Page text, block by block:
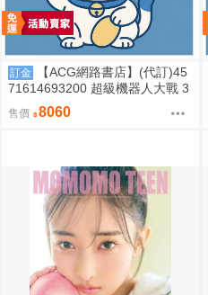
訂金
【ACG網路書店】(代訂)45
71614693200 超級機器人大戰 3
5週年紀念 JAM Project 主題歌完
整專輯 完全生產限定盤
售價 8060